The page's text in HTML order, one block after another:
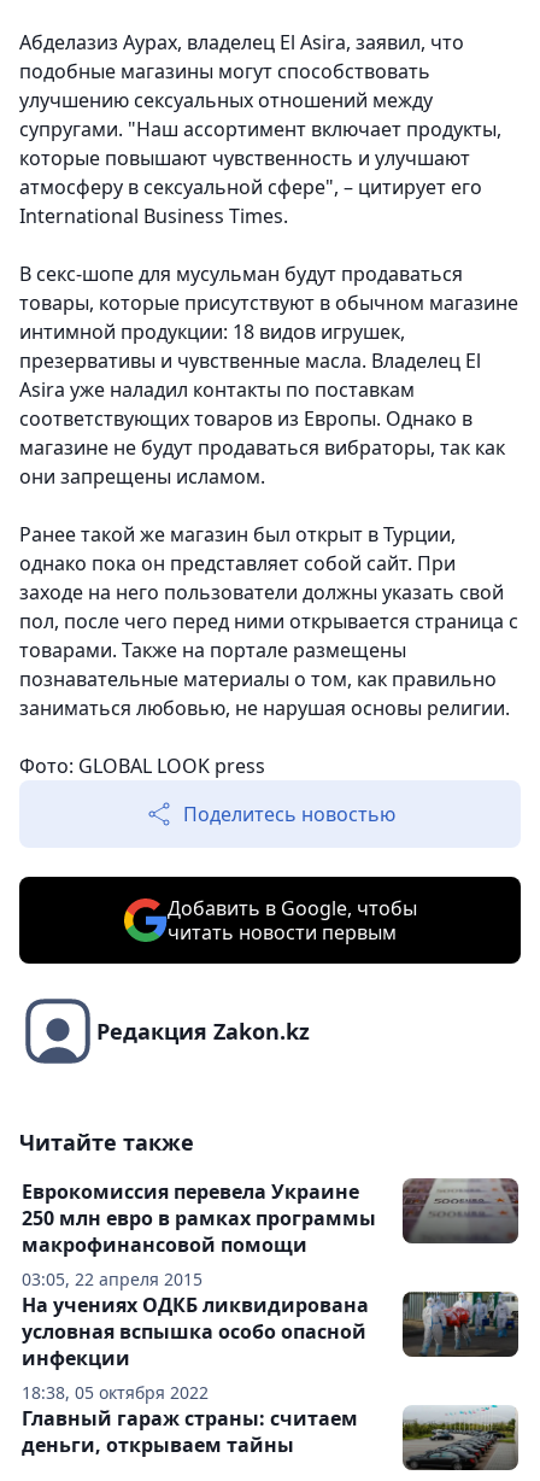
Абделазиз Аурах, владелец El Asira, заявил, что
подобные магазины могут способствовать
улучшению сексуальных отношений между
супругами. "Наш ассортимент включает продукты,
которые повышают чувственность и улучшают
атмосферу в сексуальной сфере", – цитирует его
International Business Times.
В секс-шопе для мусульман будут продаваться
товары, которые присутствуют в обычном магазине
интимной продукции: 18 видов игрушек,
презервативы и чувственные масла. Владелец El
Asira уже наладил контакты по поставкам
соответствующих товаров из Европы. Однако в
магазине не будут продаваться вибраторы, так как
они запрещены исламом.
Ранее такой же магазин был открыт в Турции,
однако пока он представляет собой сайт. При
заходе на него пользователи должны указать свой
пол, после чего перед ними открывается страница с
товарами. Также на портале размещены
познавательные материалы о том, как правильно
заниматься любовью, не нарушая основы религии.
Фото: GLOBAL LOOK press
Поделитесь новостью
Добавить в Google, чтобы
читать новости первым
Редакция Zakon.kz
Читайте также
03:05, 22 апреля 2015
Еврокомиссия перевела Украине
250 млн евро в рамках программы
макрофинансовой помощи
18:38, 05 октября 2022
На учениях ОДКБ ликвидирована
условная вспышка особо опасной
инфекции
Главный гараж страны: считаем
деньги, открываем тайны